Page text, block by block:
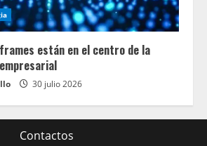
están en el centro de la
30 julio 2026
Contactos